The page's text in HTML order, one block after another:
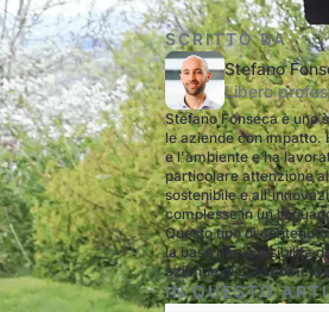
SCRITTO DA
Stefano
Libero
Stefano Fonseca è uno
le aziende con impatto.
e l'ambiente e ha
particolare attenzione
sostenibile e
complesse in un
Questo tipo di
la base per la visibilità
aziende di LLM come
IN QUESTO